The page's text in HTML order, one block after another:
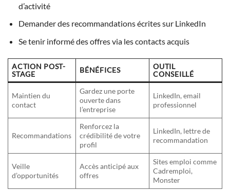
d’activité
Demander des recommandations écrites sur LinkedIn
Se tenir informé des offres via les contacts acquis
ACTION POST-
STAGE
BÉNÉFICES
OUTIL
CONSEILLÉ
Maintien du
contact
Gardez une porte
ouverte dans
l’entreprise
LinkedIn, email
professionnel
Recommandations
Renforcez la
crédibilité de votre
profil
LinkedIn, lettre de
recommandation
Veille
d’opportunités
Accès anticipé aux
offres
Sites emploi comme
Cadremploi,
Monster